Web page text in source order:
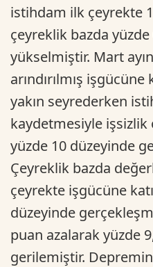
istihdam ilk çeyrekte
çeyreklik bazda yüzde
yükselmiştir. Mart
arındırılmış işgücüne
yakın seyrederken
kaydetmesiyle işsizlik
yüzde 10 düzeyinde
Çeyreklik bazda
çeyrekte işgücüne
düzeyinde
puan azalarak yüzde
gerilemiştir.